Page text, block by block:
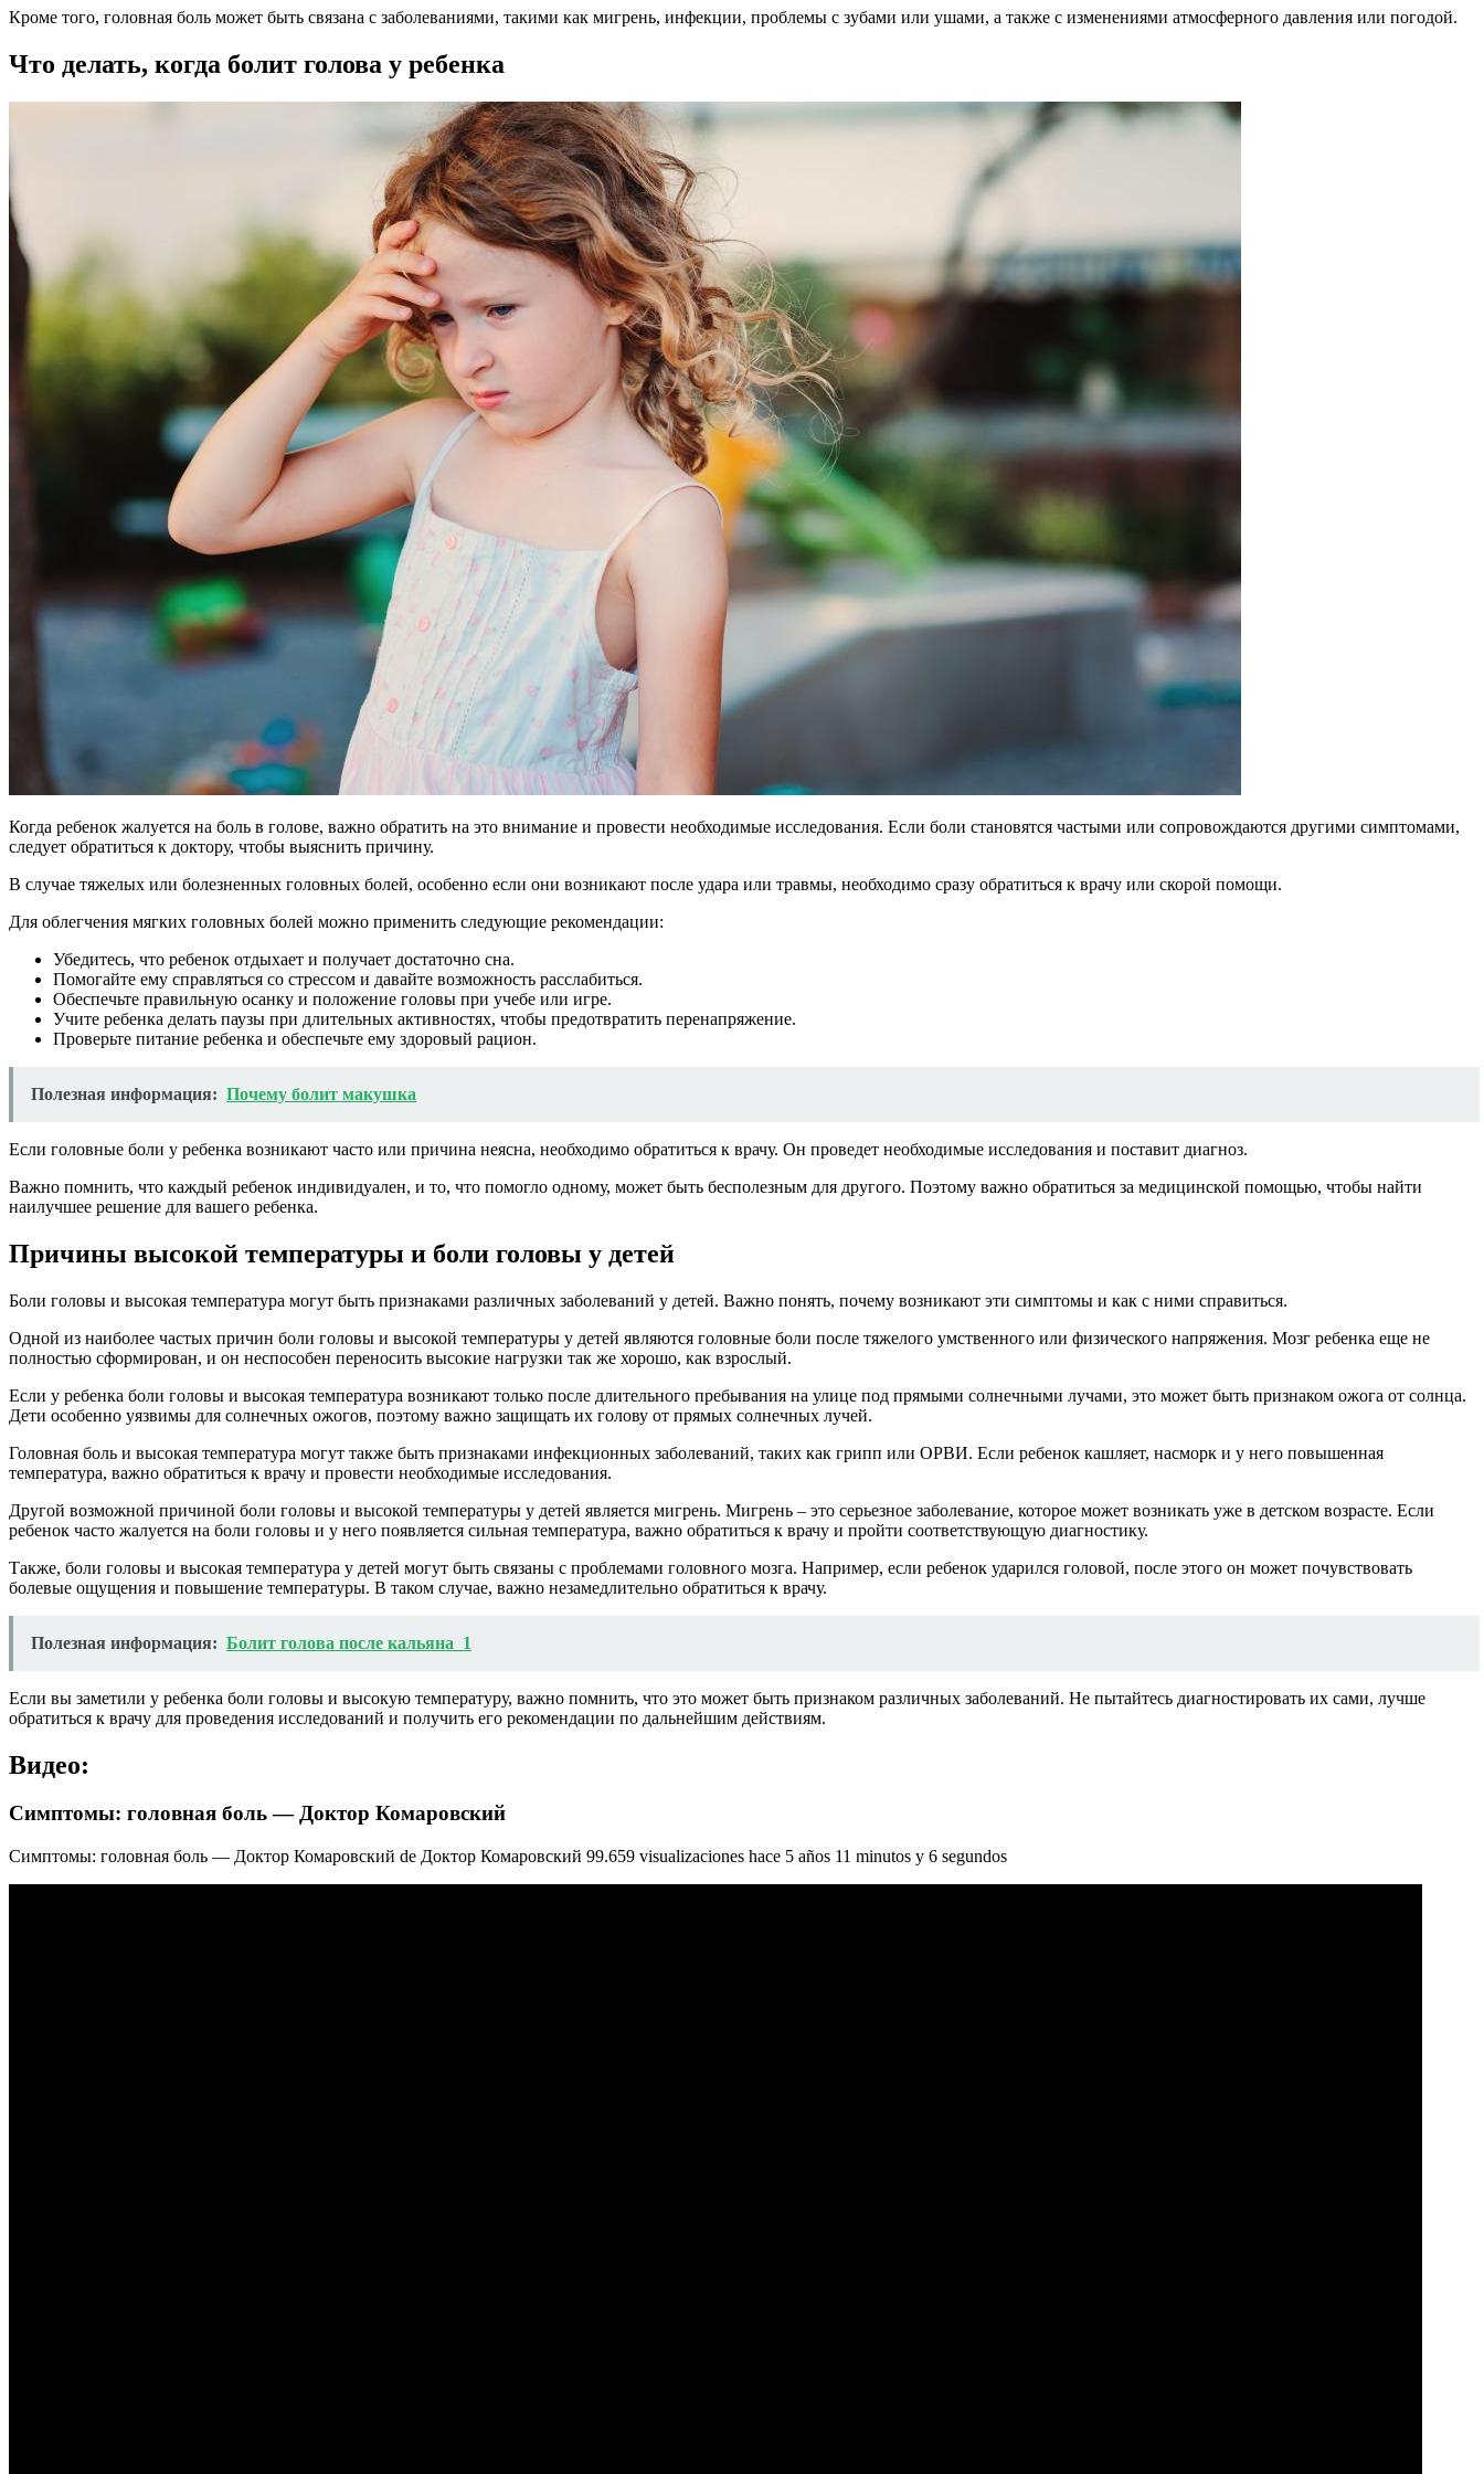
Кроме того, головная боль может быть связана с заболеваниями, такими как мигрень, инфекции, проблемы с зубами или ушами, а также с изменениями атмосферного давления или погодой.
Что делать, когда болит голова у ребенка
Когда ребенок жалуется на боль в голове, важно обратить на это внимание и провести необходимые исследования. Если боли становятся частыми или сопровождаются другими симптомами,
следует обратиться к доктору, чтобы выяснить причину.
В случае тяжелых или болезненных головных болей, особенно если они возникают после удара или травмы, необходимо сразу обратиться к врачу или скорой помощи.
Для облегчения мягких головных болей можно применить следующие рекомендации:
Убедитесь, что ребенок отдыхает и получает достаточно сна.
Помогайте ему справляться со стрессом и давайте возможность расслабиться.
Обеспечьте правильную осанку и положение головы при учебе или игре.
Учите ребенка делать паузы при длительных активностях, чтобы предотвратить перенапряжение.
Проверьте питание ребенка и обеспечьте ему здоровый рацион.
Полезная информация: Почему болит макушка
Если головные боли у ребенка возникают часто или причина неясна, необходимо обратиться к врачу. Он проведет необходимые исследования и поставит диагноз.
Важно помнить, что каждый ребенок индивидуален, и то, что помогло одному, может быть бесполезным для другого. Поэтому важно обратиться за медицинской помощью, чтобы найти
наилучшее решение для вашего ребенка.
Причины высокой температуры и боли головы у детей
Боли головы и высокая температура могут быть признаками различных заболеваний у детей. Важно понять, почему возникают эти симптомы и как с ними справиться.
Одной из наиболее частых причин боли головы и высокой температуры у детей являются головные боли после тяжелого умственного или физического напряжения. Мозг ребенка еще не
полностью сформирован, и он неспособен переносить высокие нагрузки так же хорошо, как взрослый.
Если у ребенка боли головы и высокая температура возникают только после длительного пребывания на улице под прямыми солнечными лучами, это может быть признаком ожога от солнца.
Дети особенно уязвимы для солнечных ожогов, поэтому важно защищать их голову от прямых солнечных лучей.
Головная боль и высокая температура могут также быть признаками инфекционных заболеваний, таких как грипп или ОРВИ. Если ребенок кашляет, насморк и у него повышенная
температура, важно обратиться к врачу и провести необходимые исследования.
Другой возможной причиной боли головы и высокой температуры у детей является мигрень. Мигрень – это серьезное заболевание, которое может возникать уже в детском возрасте. Если
ребенок часто жалуется на боли головы и у него появляется сильная температура, важно обратиться к врачу и пройти соответствующую диагностику.
Также, боли головы и высокая температура у детей могут быть связаны с проблемами головного мозга. Например, если ребенок ударился головой, после этого он может почувствовать
болевые ощущения и повышение температуры. В таком случае, важно незамедлительно обратиться к врачу.
Полезная информация: Болит голова после кальяна_1
Если вы заметили у ребенка боли головы и высокую температуру, важно помнить, что это может быть признаком различных заболеваний. Не пытайтесь диагностировать их сами, лучше
обратиться к врачу для проведения исследований и получить его рекомендации по дальнейшим действиям.
Видео:
Симптомы: головная боль — Доктор Комаровский
Симптомы: головная боль — Доктор Комаровский de Доктор Комаровский 99.659 visualizaciones hace 5 años 11 minutos y 6 segundos